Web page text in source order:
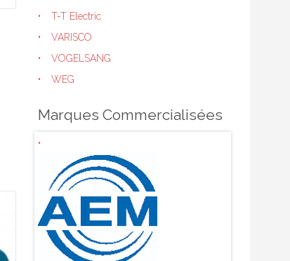
T-T Electric
VARISCO
VOGELSANG
WEG
Marques Commercialisées